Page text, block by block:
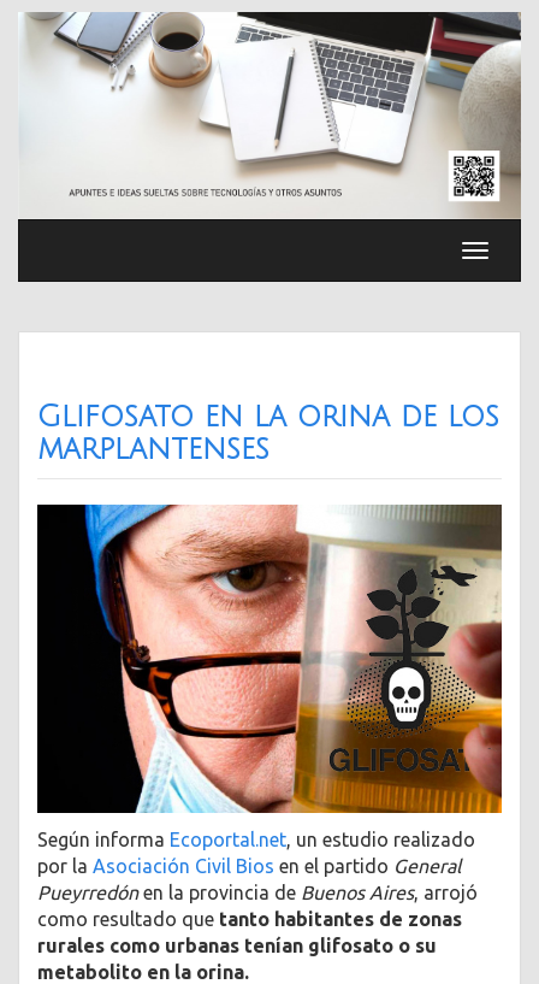
Saltar
contenido
Glifosato en la orina de los
marplantenses
Según informa Ecoportal.net, un estudio realizado
por la Asociación Civil Bios en el partido General
Pueyrredónen la provincia de Buenos Aires, arrojó
como resultado que tanto habitantes de zonas
rurales como urbanas tenían glifosato o su
metabolito en la orina.